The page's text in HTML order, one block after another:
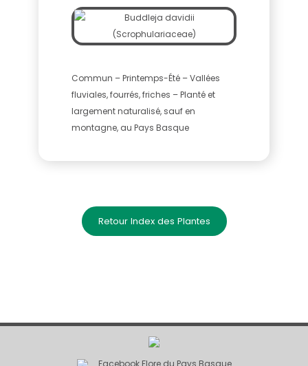
Commun – Printemps-Été – Vallées
fluviales, fourrés, friches – Planté et
largement naturalisé, sauf en
montagne, au Pays Basque
Retour Index des Plantes